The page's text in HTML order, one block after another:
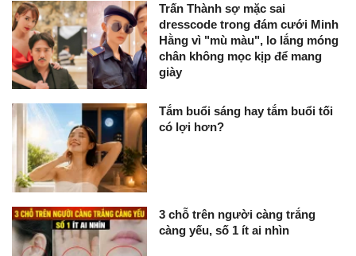
Trấn Thành sợ mặc sai
dresscode trong đám cưới Minh
Hằng vì "mù màu", lo lắng móng
chân không mọc kịp để mang
giày
Tắm buổi sáng hay tắm buổi tối
có lợi hơn?
3 chỗ trên người càng trắng
càng yếu, số 1 ít ai nhìn